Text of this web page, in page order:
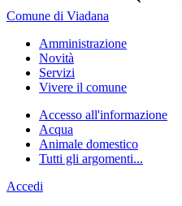
Comune di Viadana
Amministrazione
Novità
Servizi
Vivere il comune
Accesso all'informazione
Acqua
Animale domestico
Tutti gli argomenti...
Accedi